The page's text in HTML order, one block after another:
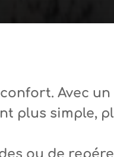
Avec
plus simple,
ou de